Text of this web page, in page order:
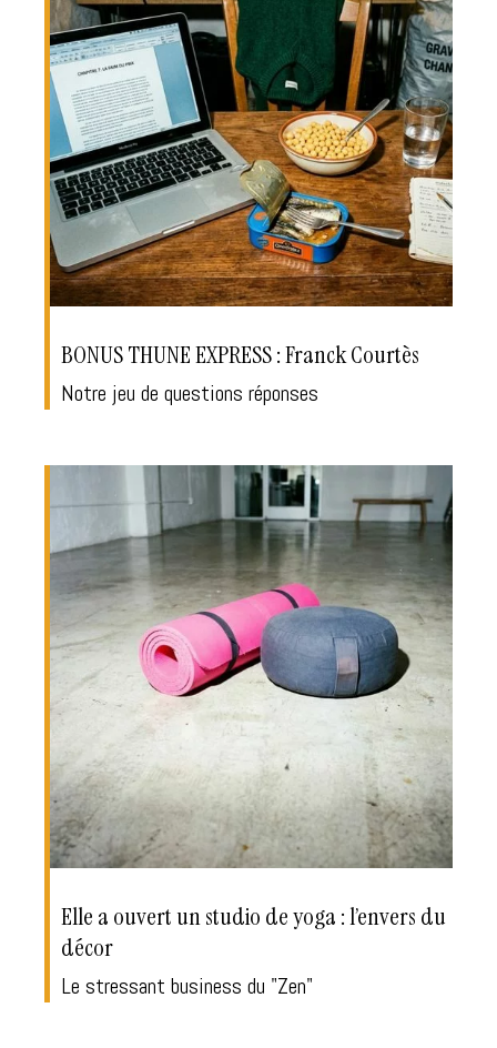
BONUS THUNE EXPRESS : Franck Courtès
Notre jeu de questions réponses
Elle a ouvert un studio de yoga : l’envers du
décor
Le stressant business du "Zen"